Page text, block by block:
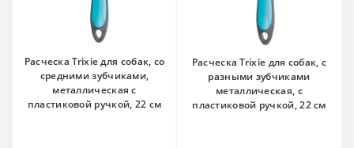
Расческа Trixie для собак, со
средними зубчиками,
металлическая с
пластиковой ручкой, 22 см
Расческа Trixie для собак, с
разными зубчиками
металлическая, с
пластиковой ручкой, 22 см